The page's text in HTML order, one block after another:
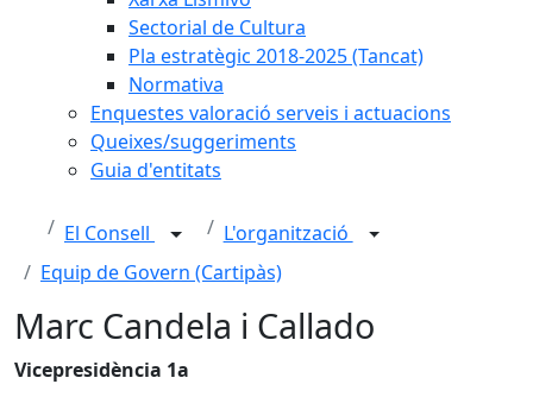
Sectorial de Cultura
Pla estratègic 2018-2025 (Tancat)
Normativa
Enquestes valoració serveis i actuacions
Queixes/suggeriments
Guia d'entitats
El Consell
L'organització
Equip de Govern (Cartipàs)
Marc Candela i Callado
Vicepresidència 1a